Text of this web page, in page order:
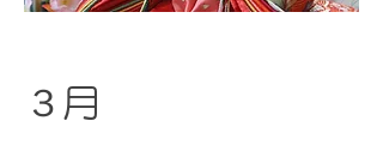
​３月